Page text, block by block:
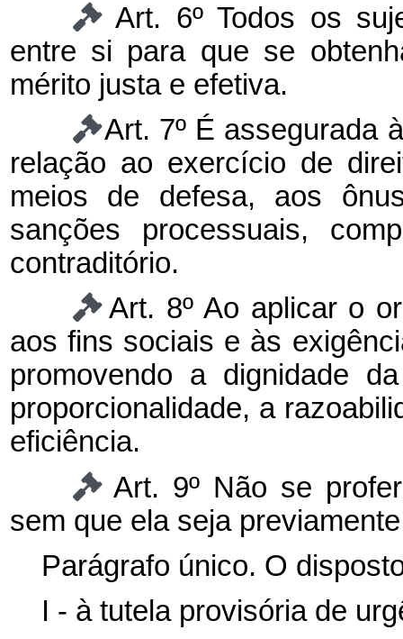
Art. 6º Todos os
entre si para que se
mérito justa e efetiva.
Art. 7º É assegurada
relação ao exercício de
meios de defesa, aos
sanções processuais,
contraditório.
Art. 8º Ao aplicar o
aos fins sociais e às
promovendo a dignidade
proporcionalidade, a
eficiência.
Art. 9º Não se
sem que ela seja
Parágrafo único. O
I - à tutela provisória de